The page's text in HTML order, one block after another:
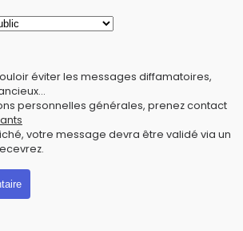
éviter les messages diffamatoires,
personnelles générales, prenez contact
votre message devra être validé via un